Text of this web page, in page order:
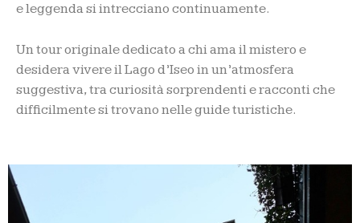
e leggenda si intrecciano continuamente.
Un tour originale dedicato a chi ama il mistero e
desidera vivere il Lago d’Iseo in un’atmosfera
suggestiva, tra curiosità sorprendenti e racconti che
difficilmente si trovano nelle guide turistiche.